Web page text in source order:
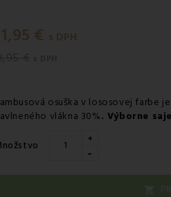
€ s DPH
osuška v lososovej farbe
vlákna 30%. Výborne
+
-